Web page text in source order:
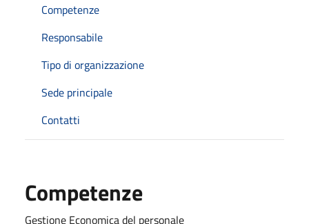
Competenze
Responsabile
Tipo di organizzazione
Sede principale
Contatti
Competenze
Gestione Economica del personale